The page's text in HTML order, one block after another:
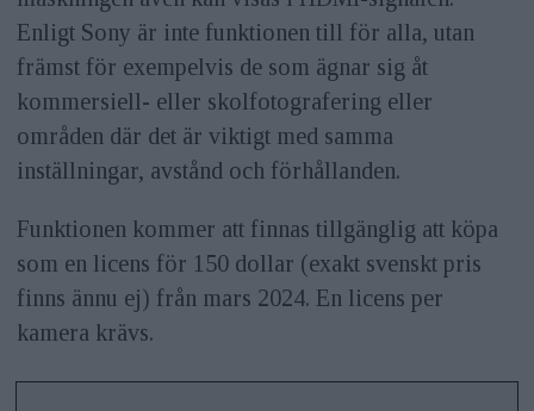
Enligt Sony är inte funktionen till för alla, utan
främst för exempelvis de som ägnar sig åt
kommersiell- eller skolfotografering eller
områden där det är viktigt med samma
inställningar, avstånd och förhållanden.
Funktionen kommer att finnas tillgänglig att köpa
som en licens för 150 dollar (exakt svenskt pris
finns ännu ej) från mars 2024. En licens per
kamera krävs.